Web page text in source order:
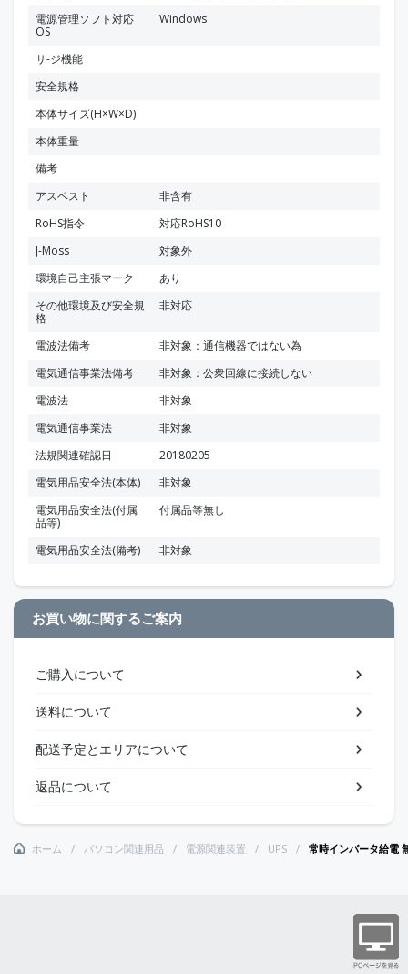
電源管理ソフト対応
OS
Windows
サ-ジ機能
安全規格
本体サイズ(H×W×D)
本体重量
備考
アスベスト
非含有
RoHS指令
対応RoHS10
J-Moss
対象外
環境自己主張マーク
あり
その他環境及び安全規
格
非対応
電波法備考
非対象：通信機器ではない為
電気通信事業法備考
非対象：公衆回線に接続しない
電波法
非対象
電気通信事業法
非対象
法規関連確認日
20180205
電気用品安全法(本体)
非対象
電気用品安全法(付属
品等)
付属品等無し
電気用品安全法(備考) 非対象
お買い物に関するご案内
ご購入について
送料について
配送予定とエリアについて
返品について
ホーム パソコン関連用品 電源関連装置 UPS 常時インバータ給電